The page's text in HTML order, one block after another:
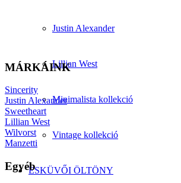
Justin Alexander
Lillian West
Minimalista kollekció
Vintage kollekció
ESKÜVŐI ÖLTÖNY
MÁRKÁINK
Sincerity
Justin Alexander
Sweetheart
Lillian West
Wilvorst
Manzetti
Egyéb